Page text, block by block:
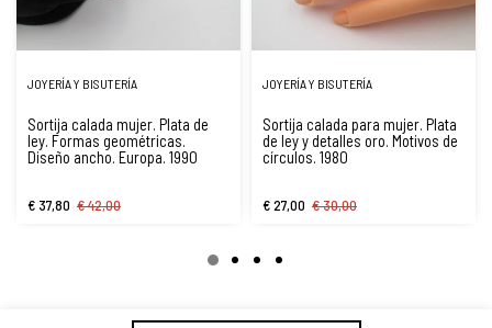
JOYERÍA Y BISUTERÍA
Sortija calada mujer. Plata de
ley. Formas geométricas.
Diseño ancho. Europa. 1990
€ 37,80 € 42,00
JOYERÍA Y BISUTERÍA
Sortija calada para mujer. Plata
de ley y detalles oro. Motivos de
círculos. 1980
€ 27,00 € 30,00